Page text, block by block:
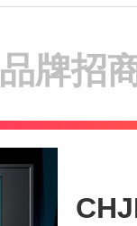
品牌招